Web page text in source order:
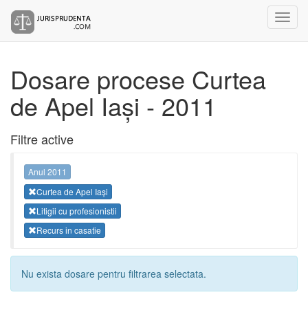
Dosare procese Curtea
de Apel Iași - 2011
Filtre active
Anul 2011
Curtea de Apel Iași
Litigii cu profesionistii
Recurs in casatie
Nu exista dosare pentru filtrarea selectata.